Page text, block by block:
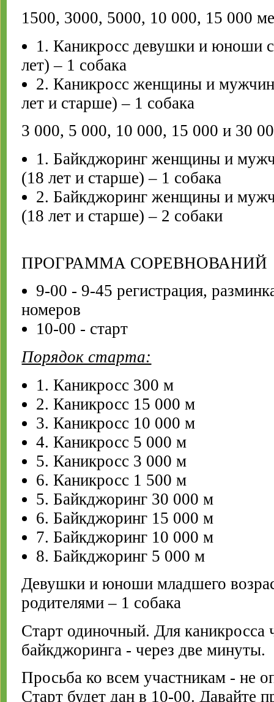
1500, 3000, 5000, 10 000, 15 000
1. Каникросс девушки и юноши
лет) – 1 собака
2. Каникросс женщины и
лет и старше) – 1 собака
3 000, 5 000, 10 000, 15 000 и 30
1. Байкджоринг женщины и
(18 лет и старше) – 1 собака
2. Байкджоринг женщины и
(18 лет и старше) – 2 собаки
ПРОГРАММА СОРЕВНОВАНИЙ
9-00 - 9-45 регистрация,
номеров
10-00 - старт
Порядок старта:
1. Каникросс 300 м
2. Каникросс 15 000 м
3. Каникросс 10 000 м
4. Каникросс 5 000 м
5. Каникросс 3 000 м
6. Каникросс 1 500 м
5. Байкджоринг 30 000 м
6. Байкджоринг 15 000 м
7. Байкджоринг 10 000 м
8. Байкджоринг 5 000 м
Девушки и юноши младшего
родителями – 1 собака
Старт одиночный. Для каникросса
байкджоринга - через две минуты.
Просьба ко всем участникам - не
Старт будет дан в 10-00. Давайте